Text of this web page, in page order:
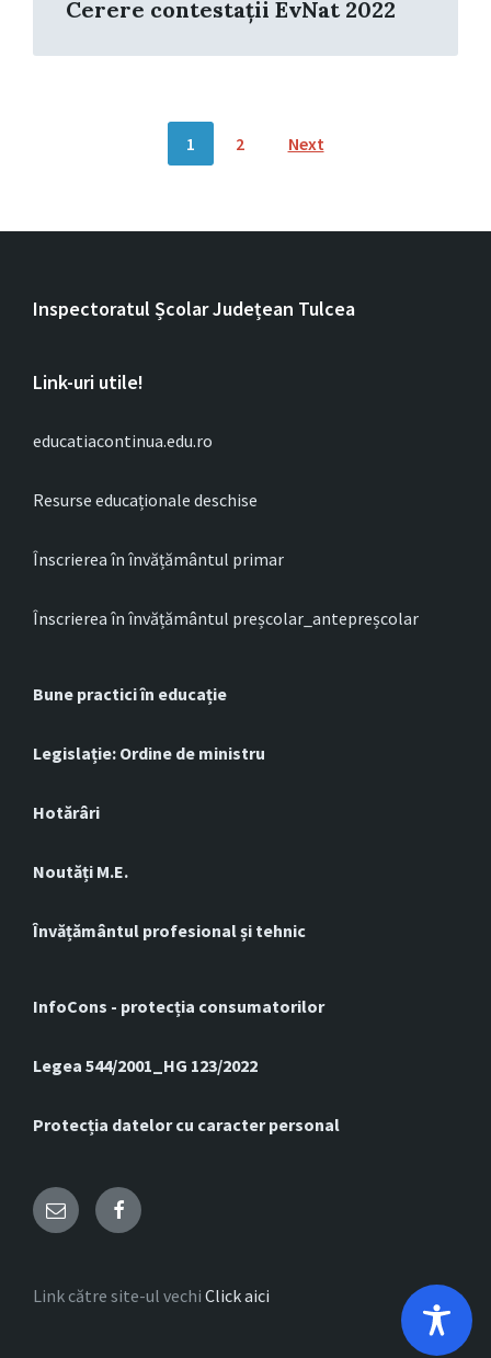
Cerere contestații EvNat 2022
1 2 Next
Inspectoratul Școlar Județean Tulcea
Link-uri utile!
educatiacontinua.edu.ro
Resurse educaționale deschise
Înscrierea în învățământul primar
Înscrierea în învățământul preșcolar_antepreșcolar
Bune practici în educație
Legislație: Ordine de ministru
Hotărâri
Noutăți M.E.
Învățământul profesional și tehnic
InfoCons - protecția consumatorilor
Legea 544/2001_HG 123/2022
Protecția datelor cu caracter personal
Email Facebook
Link către site-ul vechi Click aici